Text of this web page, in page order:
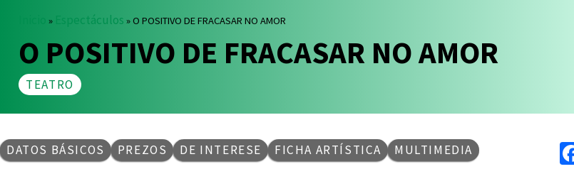
Vostede está aquí
» Espectáculos » O POSITIVO DE FRACASAR NO AMOR
O POSITIVO DE FRACASAR NO AMOR
TEATRO
DATOS BÁSICOS PREZOS DE INTERESE FICHA ARTÍSTICA MULTIMEDIA